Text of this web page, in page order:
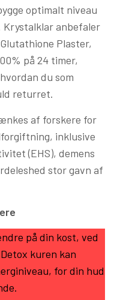
optimalt niveau
Krystalklar anbefaler
Plaster,
på 24 timer,
du som
returret.
af forskere for
inklusive
(EHS), demens
stor gavn af
på din kost, ved
kuren kan
for din hud